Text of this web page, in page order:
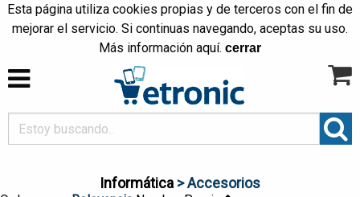
Esta página utiliza cookies propias y de terceros con el fin de
mejorar el servicio. Si continuas navegando, aceptas su uso.
Más información aquí. cerrar
Informática > Accesorios